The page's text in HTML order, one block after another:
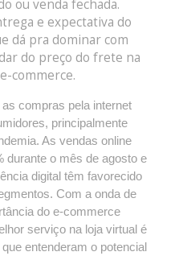
ou venda fechada.
e expectativa do
dá pra dominar com
do preço do frete na
commerce.
compras pela internet
principalmente
As vendas online
durante o mês de agosto e
digital têm favorecido
Com a onda de
do e-commerce
serviço na loja virtual é
entenderam o potencial